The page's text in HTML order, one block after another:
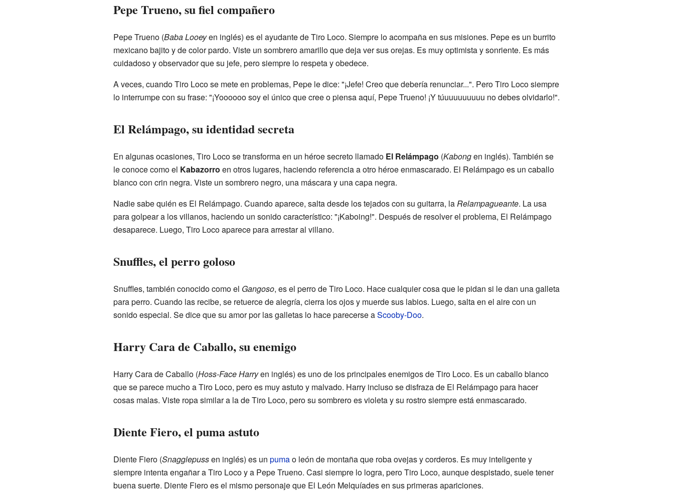
Pepe Trueno, su fiel compañero
Pepe Trueno (Baba Looeyen inglés) es el ayudante de Tiro Loco. Siempre lo acompaña en sus misiones. Pepe es un burrito
mexicano bajito y de color pardo. Viste un sombrero amarillo que deja ver sus orejas. Es muy optimista y sonriente. Es más
cuidadoso y observador que su jefe, pero siempre lo respeta y obedece.
A veces, cuando Tiro Loco se mete en problemas, Pepe le dice: "¡Jefe! Creo que debería renunciar...". Pero Tiro Loco siempre
lo interrumpe con su frase: "¡Yoooooo soy el único que cree o piensa aquí, Pepe Trueno! ¡Y túuuuuuuuuu no debes olvidarlo!".
El Relámpago, su identidad secreta
En algunas ocasiones, Tiro Loco se transforma en un héroe secreto llamado El Relámpago (Kabongen inglés). También se
le conoce como el Kabazorro en otros lugares, haciendo referencia a otro héroe enmascarado. El Relámpago es un caballo
blanco con crin negra. Viste un sombrero negro, una máscara y una capa negra.
Nadie sabe quién es El Relámpago. Cuando aparece, salta desde los tejados con su guitarra, laRelampagueante. La usa
para golpear a los villanos, haciendo un sonido característico: "¡Kaboing!". Después de resolver el problema, El Relámpago
desaparece. Luego, Tiro Loco aparece para arrestar al villano.
Snuffles, el perro goloso
Snuffles, también conocido como el Gangoso, es el perro de Tiro Loco. Hace cualquier cosa que le pidan si le dan una galleta
para perro. Cuando las recibe, se retuerce de alegría, cierra los ojos y muerde sus labios. Luego, salta en el aire con un
sonido especial. Se dice que su amor por las galletas lo hace parecerse aScooby-Doo.
Harry Cara de Caballo, su enemigo
Harry Cara de Caballo (Hoss-Face Harryen inglés) es uno de los principales enemigos de Tiro Loco. Es un caballo blanco
que se parece mucho a Tiro Loco, pero es muy astuto y malvado. Harry incluso se disfraza de El Relámpago para hacer
cosas malas. Viste ropa similar a la de Tiro Loco, pero su sombrero es violeta y su rostro siempre está enmascarado.
Diente Fiero, el puma astuto
Diente Fiero (Snagglepussen inglés) es un pumao león de montaña que roba ovejas y corderos. Es muy inteligente y
siempre intenta engañar a Tiro Loco y a Pepe Trueno. Casi siempre lo logra, pero Tiro Loco, aunque despistado, suele tener
buena suerte. Diente Fiero es el mismo personaje que El León Melquíades en sus primeras apariciones.